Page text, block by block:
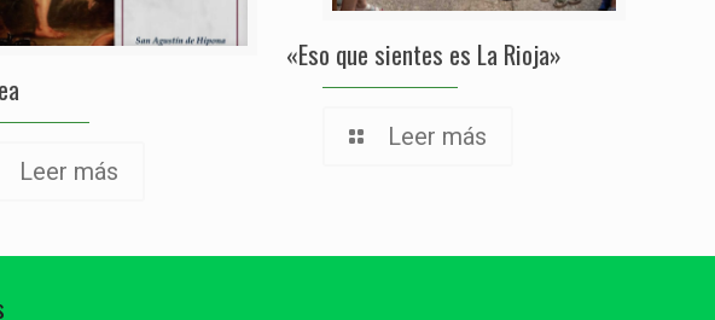
Leer más
«Eso que sientes es La Rioja»
Leer más